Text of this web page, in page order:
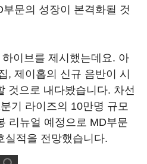
문의 성장이 본격화될 것
이브를 제시했는데요. 아
, 제이홉의 신규 음반이 시
것으로 내다봤습니다. 차선
기 라이즈의 10만명 규모
리뉴얼 예정으로 MD부문
실적을 전망했습니다.